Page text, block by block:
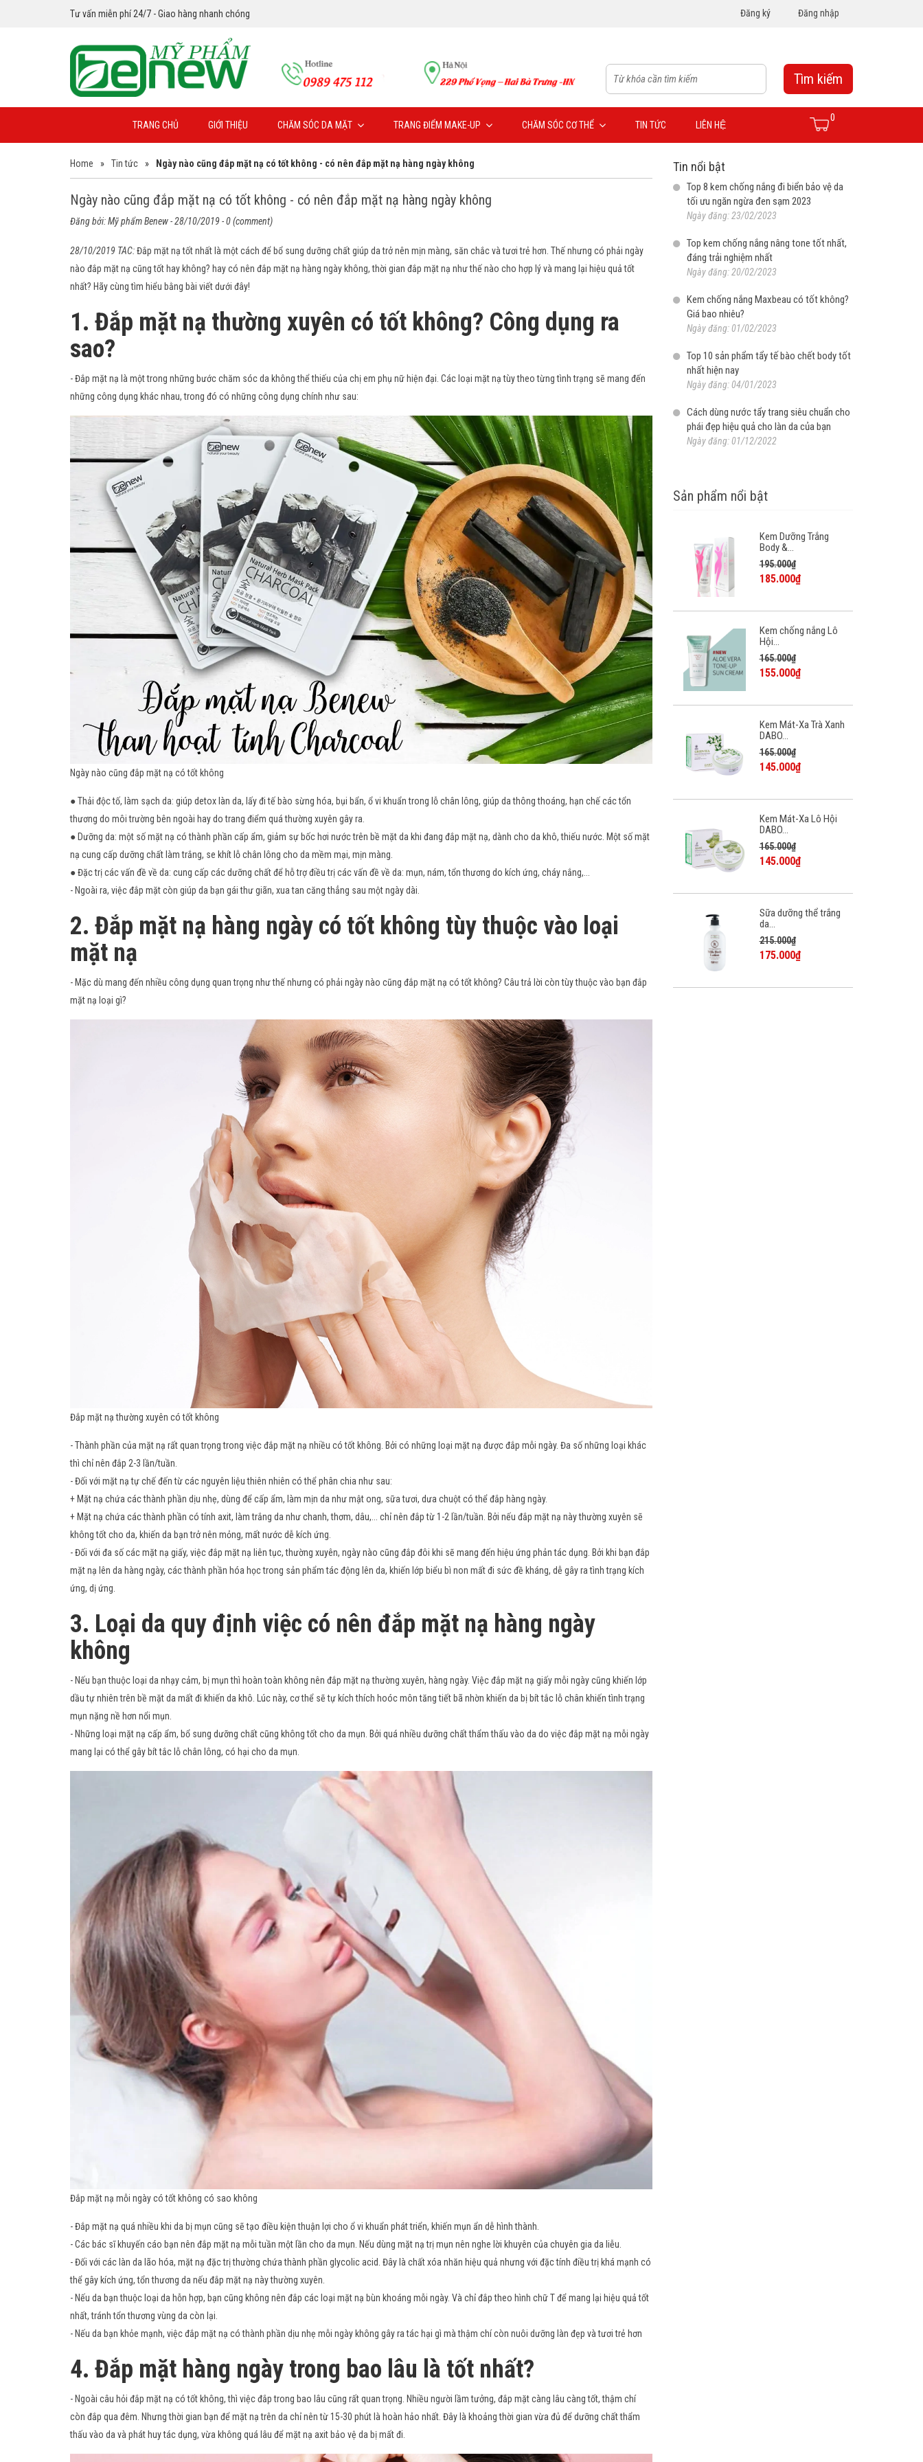
Tư vấn miễn phí 24/7 - Giao hàng nhanh chóng Đăng nhập
Đăng ký
Tìm kiếm
TRANG CHỦ GIỚI THIỆU CHĂM SÓC DA MẶT TRANG ĐIỂM MAKE-UP CHĂM SÓC CƠ THỂ TIN TỨC LIÊN HỆ
0
Home » Tin tức » Ngày nào cũng đắp mặt nạ có tốt không - có nên đắp mặt nạ hàng ngày không
Ngày nào cũng đắp mặt nạ có tốt không - có nên đắp mặt nạ hàng ngày không
Đăng bởi:Mỹ phẩm Benew- 28/10/2019 - 0 (comment)
28/10/2019 TAC:Đắp mặt nạ tốt nhất là một cách để bổ sung dưỡng chất giúp da trở nên mịn màng, săn chắc và tươi trẻ hơn. Thế nhưng có phải ngày
nào đắp mặt nạ cũng tốt hay không? hay có nên đắp mặt nạ hàng ngày không, thời gian đắp mặt nạ như thế nào cho hợp lý và mang lại hiệu quả tốt
nhất? Hãy cùng tìm hiểu bằng bài viết dưới đây!
1. Đắp mặt nạ thường xuyên có tốt không? Công dụng ra
sao?
- Đắp mặt nạ là một trong những bước chăm sóc da không thể thiếu của chị em phụ nữ hiện đại. Các loại mặt nạ tùy theo từng tình trạng sẽ mang đến
những công dụng khác nhau, trong đó có những công dụng chính như sau:
Ngày nào cũng đắp mặt nạ có tốt không
● Thải độc tố, làm sạch da: giúp detox làn da, lấy đi tế bào sừng hóa, bụi bẩn, ổ vi khuẩn trong lỗ chân lông, giúp da thông thoáng, hạn chế các tổn
thương do môi trường bên ngoài hay do trang điểm quá thường xuyên gây ra.
● Dưỡng da: một số mặt nạ có thành phần cấp ẩm, giảm sự bốc hơi nước trên bề mặt da khi đang đắp mặt nạ, dành cho da khô, thiếu nước. Một số mặt
nạ cung cấp dưỡng chất làm trắng, se khít lỗ chân lông cho da mềm mại, mịn màng.
● Đặc trị các vấn đề về da: cung cấp các dưỡng chất để hỗ trợ điều trị các vấn đề về da: mụn, nám, tổn thương do kích ứng, cháy nắng,...
- Ngoài ra, việc đắp mặt còn giúp da bạn gái thư giãn, xua tan căng thẳng sau một ngày dài.
2. Đắp mặt nạ hàng ngày có tốt không tùy thuộc vào loại
mặt nạ
- Mặc dù mang đến nhiều công dụng quan trọng như thế nhưng có phải ngày nào cũng đắp mặt nạ có tốt không? Câu trả lời còn tùy thuộc vào bạn đắp
mặt nạ loại gì?
Đắp mặt nạ thường xuyên có tốt không
- Thành phần của mặt nạ rất quan trọng trong việc đắp mặt nạ nhiều có tốt không. Bởi có những loại mặt nạ được đắp mỗi ngày. Đa số những loại khác
thì chỉ nên đắp 2-3 lần/tuần.
- Đối với mặt nạ tự chế đến từ các nguyên liệu thiên nhiên có thể phân chia như sau:
+ Mặt nạ chứa các thành phần dịu nhẹ, dùng để cấp ẩm, làm mịn da như mật ong, sữa tươi, dưa chuột có thể đắp hàng ngày.
+ Mặt nạ chứa các thành phần có tính axit, làm trắng da như chanh, thơm, dâu,... chỉ nên đắp từ 1-2 lần/tuần. Bởi nếu đắp mặt nạ này thường xuyên sẽ
không tốt cho da, khiến da bạn trở nên mỏng, mất nước dễ kích ứng.
- Đối với đa số các mặt nạ giấy, việc đắp mặt nạ liên tục, thường xuyên, ngày nào cũng đắp đôi khi sẽ mang đến hiệu ứng phản tác dụng. Bởi khi bạn đắp
mặt nạ lên da hàng ngày, các thành phần hóa học trong sản phẩm tác động lên da, khiến lớp biểu bì non mất đi sức đề kháng, dễ gây ra tình trạng kích
ứng, dị ứng.
3. Loại da quy định việc có nên đắp mặt nạ hàng ngày
không
- Nếu bạn thuộc loại da nhạy cảm, bị mụn thì hoàn toàn không nên đắp mặt nạ thường xuyên, hàng ngày. Việc đắp mặt nạ giấy mỗi ngày cũng khiến lớp
dầu tự nhiên trên bề mặt da mất đi khiến da khô. Lúc này, cơ thể sẽ tự kích thích hoóc môn tăng tiết bã nhờn khiến da bị bít tắc lỗ chân khiến tình trạng
mụn nặng nề hơn nổi mụn.
- Những loại mặt nạ cấp ẩm, bổ sung dưỡng chất cũng không tốt cho da mụn. Bởi quá nhiều dưỡng chất thẩm thấu vào da do việc đắp mặt nạ mỗi ngày
mang lại có thể gây bít tắc lỗ chân lông, có hại cho da mụn.
Đắp mặt nạ mỗi ngày có tốt không có sao không
- Đắp mặt nạ quá nhiều khi da bị mụn cũng sẽ tạo điều kiện thuận lợi cho ổ vi khuẩn phát triển, khiến mụn ẩn dễ hình thành.
- Các bác sĩ khuyến cáo bạn nên đắp mặt nạ mỗi tuần một lần cho da mụn. Nếu dùng mặt nạ trị mụn nên nghe lời khuyên của chuyên gia da liễu.
- Đối với các làn da lão hóa, mặt nạ đặc trị thường chứa thành phần glycolic acid. Đây là chất xóa nhăn hiệu quả nhưng với đặc tính điều trị khá mạnh có
thể gây kích ứng, tổn thương da nếu đắp mặt nạ này thường xuyên.
- Nếu da bạn thuộc loại da hỗn hợp, bạn cũng không nên đắp các loại mặt nạ bùn khoáng mỗi ngày. Và chỉ đắp theo hình chữ T để mang lại hiệu quả tốt
nhất, tránh tổn thương vùng da còn lại.
- Nếu da bạn khỏe mạnh, việc đắp mặt nạ có thành phần dịu nhẹ mỗi ngày không gây ra tác hại gì mà thậm chí còn nuôi dưỡng làn đẹp và tươi trẻ hơn
4. Đắp mặt hàng ngày trong bao lâu là tốt nhất?
- Ngoài câu hỏi đắp mặt nạ có tốt không, thì việc đắp trong bao lâu cũng rất quan trọng. Nhiều người lầm tưởng, đắp mặt càng lâu càng tốt, thậm chí
còn đắp qua đêm. Nhưng thời gian bạn để mặt nạ trên da chỉ nên từ 15-30 phút là hoàn hảo nhất. Đây là khoảng thời gian vừa đủ để dưỡng chất thẩm
thấu vào da và phát huy tác dụng, vừa không quá lâu để mặt nạ axit bảo vệ da bị mất đi.
Tin nổi bật
Top 8 kem chống nắng đi biển bảo vệ da
tối ưu ngăn ngừa đen sạm 2023
Ngày đăng: 23/02/2023
Top kem chống nắng nâng tone tốt nhất,
đáng trải nghiệm nhất
Ngày đăng: 20/02/2023
Kem chống nắng Maxbeau có tốt không?
Giá bao nhiêu?
Ngày đăng: 01/02/2023
Top 10 sản phẩm tẩy tế bào chết body tốt
nhất hiện nay
Ngày đăng: 04/01/2023
Cách dùng nước tẩy trang siêu chuẩn cho
phái đẹp hiệu quả cho làn da của bạn
Ngày đăng: 01/12/2022
Sản phẩm nổi bật
Kem Dưỡng Trắng
Body &...
195.000₫
185.000₫
Kem chống nắng Lô
Hội...
165.000₫
155.000₫
Kem Mát-Xa Trà Xanh
DABO...
165.000₫
145.000₫
Kem Mát-Xa Lô Hội
DABO...
165.000₫
145.000₫
Sữa dưỡng thể trắng
da...
215.000₫
175.000₫